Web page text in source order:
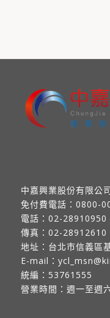
中嘉興業股份有限公
免付費電話： 0800-
電話： 02-28910950
傳真： 02-28912610
地址： 台北市信義區
E-mail：
統編：53761555
營業時間：週一至週